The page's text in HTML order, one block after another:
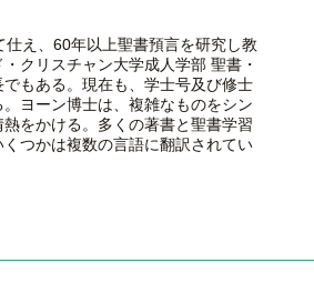
仕え、60年以上聖書預言を研究し教
クリスチャン大学成人学部 聖書・
もある。現在も、学士号及び修士
ヨーン博士は、複雑なものをシン
をかける。多くの著書と聖書学習
つかは複数の言語に翻訳されてい